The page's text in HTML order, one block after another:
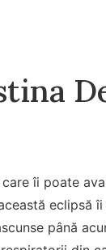
îi poate
eclipsă
până